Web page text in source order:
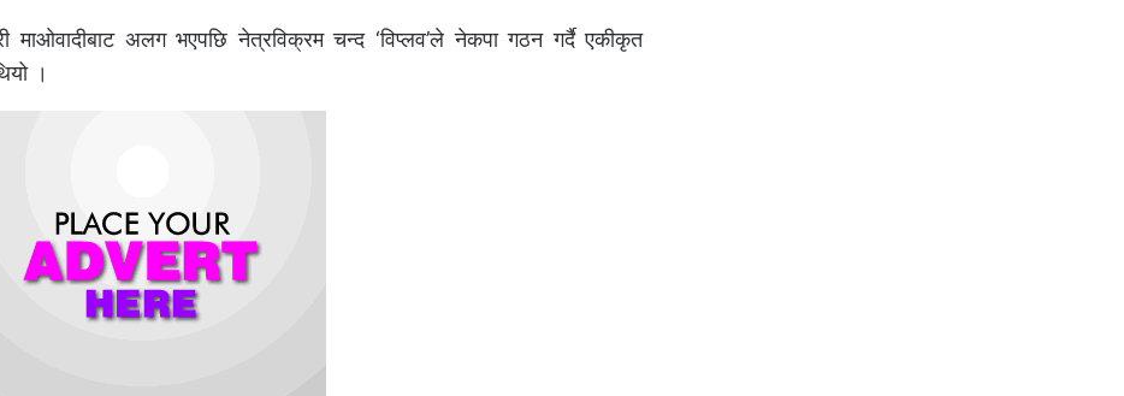
माओवादीबाट अलग भएपछि नेत्रविक्रम चन्द ‘विप्लव’ले नेकपा गठन गर्दै एकीकृत
।